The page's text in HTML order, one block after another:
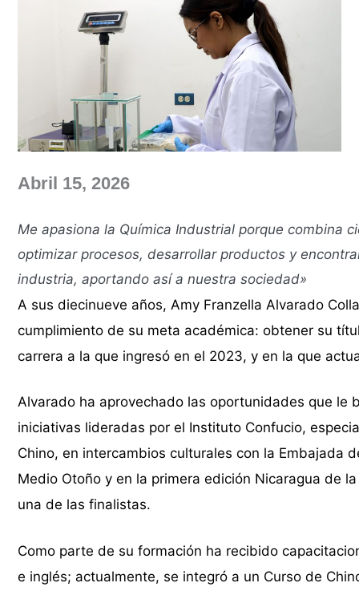
Abril 15, 2026
Me apasiona la Química Industrial porque combina
optimizar procesos, desarrollar productos y
industria, aportando así a nuestra sociedad»
A sus diecinueve años, Amy Franzella Alvarado
cumplimiento de su meta académica: obtener su
carrera a la que ingresó en el 2023, y en la que
Alvarado ha aprovechado las oportunidades que le
iniciativas lideradas por el Instituto Confucio,
Chino, en intercambios culturales con la Embajada
Medio Otoño y en la primera edición Nicaragua de
una de las finalistas.
Como parte de su formación ha recibido
e inglés; actualmente, se integró a un Curso de